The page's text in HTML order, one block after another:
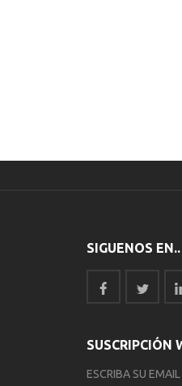
SIGUENOS EN..
SUSCRIPCIÓN
ESCRIBA SU